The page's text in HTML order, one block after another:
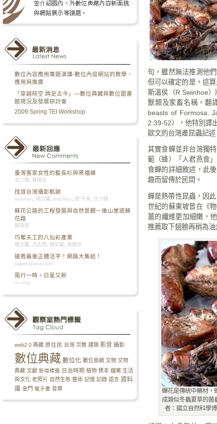
數位內容應用專題演講-數位內容網站的教學、
應用與推廣
「穿越時空 跨足古今」—數位典藏與數位圖書
館現況及發展研討會
2009 Spring TEI Workshop
臺灣客家女性的藍長衫與黑襠褲
古少騏 夏曉玉
找尋台灣攝影軌跡
treeman 楊文馨 smchiou 徐 千禾 古少騏
蘇花公路的工程發展與自然景觀－後山崖道蘇
花路
賴茂萱
巧奪天工的八仙彩產業
楊文馨 洪志賢 楊文馨 張連芬
搶救最後正體活字！網路大集結！
bjyjwh@sina.com
風行一時，日星又新
mr.xing
web2.0 典藏 原住民 台灣 宗教 建築 影音 攝影
數位典藏 數位化 數位島嶼 文物 文物
典藏 文獻 新增標籤 日治時期 植物 標本 檔案 生活
與文化 老照片 自然生態 藝術 記憶 記錄 語言 資料
庫 金門 電子書 音樂
句 ，雖然無法推測他
但可以確定的是，這
斯溫侯（R.Swinhoe
獸類及家畜名稱，翻
beasts of Formosa.
2:39-52），他特別譯
歐文的台灣產昆蟲記述
其實食蟬並非台灣獨
範（蜂）「人君燕食
食蟬的詳細敘述，此
趣而留傳於民間。
蟬是熱帶性昆蟲，因
世紀的蘇東坡曾在《
薑的纖維更加細嫩，
推薦取下翅膀再稍為
蟬花是傳統中藥材，
成類似冬蟲夏草的菌
者：國立自然科學